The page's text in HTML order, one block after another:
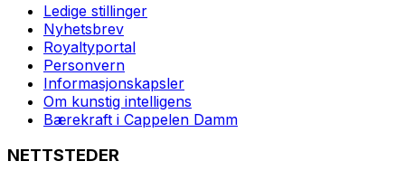
Ledige stillinger
Nyhetsbrev
Royaltyportal
Personvern
Informasjonskapsler
Om kunstig intelligens
Bærekraft i Cappelen Damm
NETTSTEDER